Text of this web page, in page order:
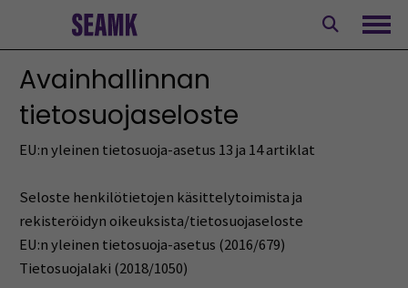
Avainhallinnan
tietosuojaseloste
EU:n yleinen tietosuoja-asetus 13 ja 14 artiklat
Seloste henkilötietojen käsittelytoimista ja
rekisteröidyn oikeuksista/tietosuojaseloste
EU:n yleinen tietosuoja-asetus (2016/679)
Tietosuojalaki (2018/1050)